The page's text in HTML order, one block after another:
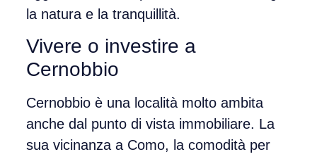
la natura e la tranquillità.
Vivere o investire a
Cernobbio
Cernobbio è una località molto ambita
anche dal punto di vista immobiliare. La
sua vicinanza a Como, la comodità per